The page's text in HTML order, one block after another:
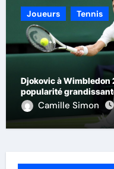
Joueurs Tennis
Djokovic à
popularité
Camille Simon